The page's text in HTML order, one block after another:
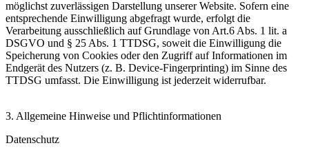
möglichst zuverlässigen Darstellung unserer Website. Sofern eine
entsprechende Einwilligung abgefragt wurde, erfolgt die
Verarbeitung ausschließlich auf Grundlage von Art.6 Abs. 1 lit. a
DSGVO und § 25 Abs. 1 TTDSG, soweit die Einwilligung die
Speicherung von Cookies oder den Zugriff auf Informationen im
Endgerät des Nutzers (z. B. Device-Fingerprinting) im Sinne des
TTDSG umfasst. Die Einwilligung ist jederzeit widerrufbar.
3. Allgemeine Hinweise und Pflichtinformationen
Datenschutz